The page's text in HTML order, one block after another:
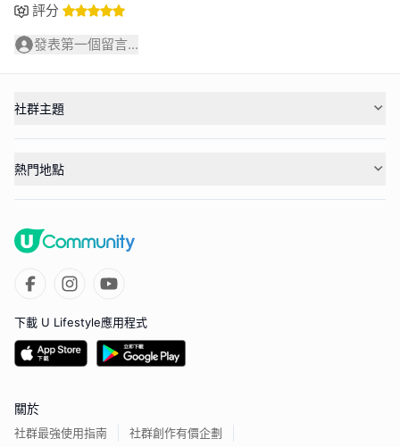
評分
發表第一個留言...
社群主題
熱門地點
下載 U Lifestyle應用程式
關於
社群最強使用指南 社群創作有價企劃